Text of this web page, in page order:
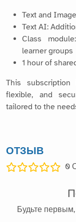
Text and
Text AI:
Class
learner groups
1 hour of
This
flexible, and
tailored to the
ОТЗЫВ
0
Будьте первым,